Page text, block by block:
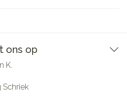
ons op
K.